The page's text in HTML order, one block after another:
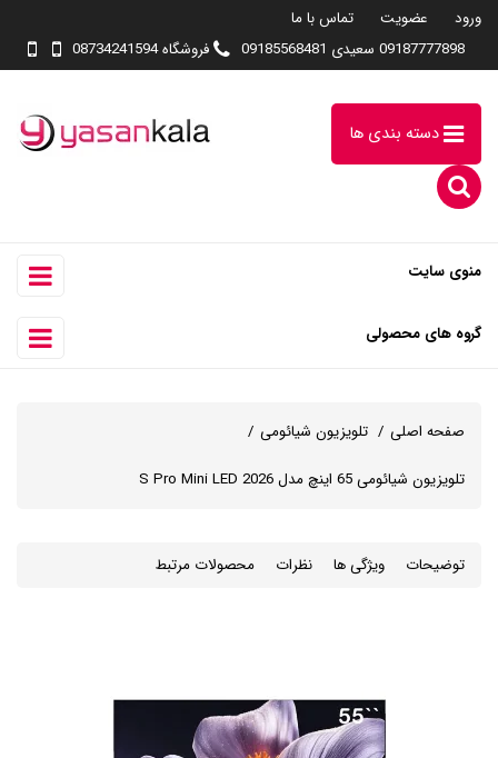
ورود عضویت
تماس با ما
09187777898 سعیدی 09185568481
فروشگاه 08734241594
دسته بندی ها
منوی سایت
گروه های محصولی
صفحه اصلی تلویزیون شیائومی
تلویزیون شیائومی 65 اینچ مدل S Pro Mini LED 2026
توضیحات ویژگی ها نظرات محصولات مرتبط